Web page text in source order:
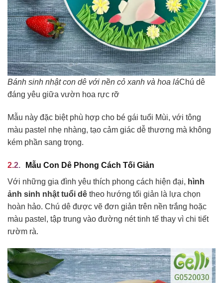
Bánh sinh nhật con dê với nền cỏ xanh và hoa láChú dê
đáng yêu giữa vườn hoa rực rỡ
Mẫu này đặc biệt phù hợp cho bé gái tuổi Mùi, với tông
màu pastel nhẹ nhàng, tạo cảm giác dễ thương mà không
kém phần sang trọng.
Mẫu Con Dê Phong Cách Tối Giản
Với những gia đình yêu thích phong cách hiện đại, hình
ảnh sinh nhật tuổi dê theo hướng tối giản là lựa chọn
hoàn hảo. Chú dê được vẽ đơn giản trên nền trắng hoặc
màu pastel, tập trung vào đường nét tinh tế thay vì chi tiết
rườm rà.